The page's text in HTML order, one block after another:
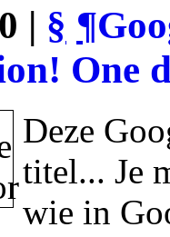
0 | § ¶
One
Deze
titel... Je
wie in